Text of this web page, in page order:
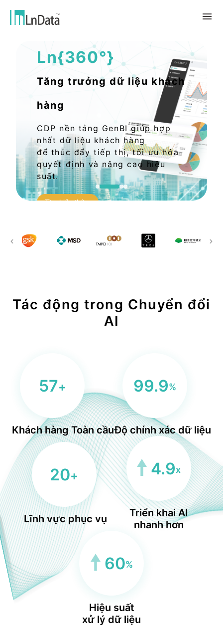
Về chúng tôi
Giới thiệu về công ty
Đội ngũ & Tổ chức
Nhân tài & Văn hóa
Đối tác
giải pháp
Ln{CARBON}
Nền tảng Phân Tích Hệ Số Phát Thải
Carbon
tiếp thị dữ liệu
Thị trường dữ liệu
Ln{360°}
trung tâm dữ liệu
Trung Tâm Tài Nguyên
Trường Hợp Khách Hàng
Báo Cáo & Sách Trắng
Sự Kiện & Hội Thảo Trực Tuyến
繁體中文
English
Ln{360°}
Tăng trưởng dữ liệu khách
hàng
CDP nền tảng GenBI giúp hợp
nhất dữ liệu khách hàng
để thúc đẩy tiếp thị, tối ưu hóa
quyết định và nâng cao hiệu
suất.
Tìm hiểu thêm
Tác động trong Chuyển đổi
AI
57+
Khách hàng Toàn cầu
99.9%
Độ chính xác dữ liệu
20+
Lĩnh vực phục vụ
4.9x
Triển khai AI
nhanh hơn
60%
Hiệu suất
xử lý dữ liệu